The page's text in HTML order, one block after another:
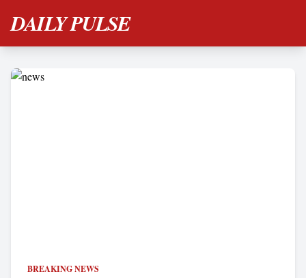
DAILY PULSE
BREAKING NEWS